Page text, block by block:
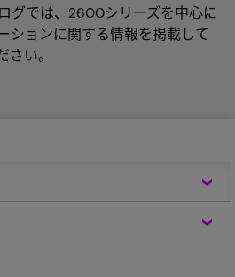
グでは、2600シリーズを中心に
ションに関する情報を掲載して
さい。